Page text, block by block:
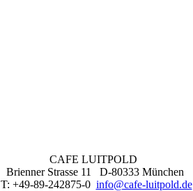
CAFE LUITPOLD
Brienner Strasse 11 D-80333 München
T: +49-89-242875-0 info@cafe-luitpold.de